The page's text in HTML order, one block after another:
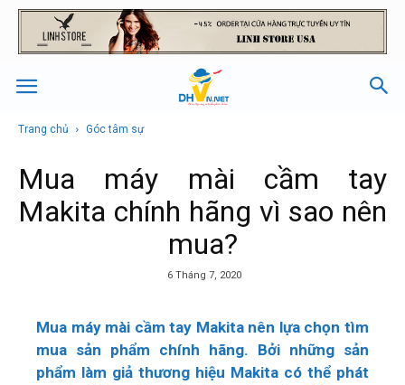
Trang chủ Góc tâm sự
Mua máy mài cầm tay
Makita chính hãng vì sao nên
mua?
6 Tháng 7, 2020
Mua máy mài cầm tay Makita nên lựa chọn tìm
mua sản phẩm chính hãng. Bởi những sản
phẩm làm giả thương hiệu Makita có thể phát